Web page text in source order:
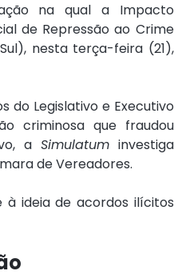
na qual a Impacto
de Repressão ao Crime
nesta terça-feira (21),
do Legislativo e Executivo
criminosa que fraudou
a Simulatum investiga
de Vereadores.
à ideia de acordos ilícitos